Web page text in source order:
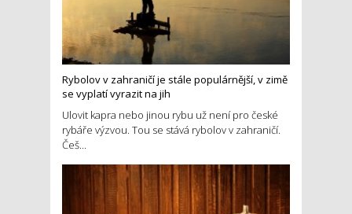
Rybolov v zahraničí je stále populárnější, v zimě
se vyplatí vyrazit na jih
Ulovit kapra nebo jinou rybu už není pro české
rybáře výzvou. Tou se stává rybolov v zahraničí.
Češ...